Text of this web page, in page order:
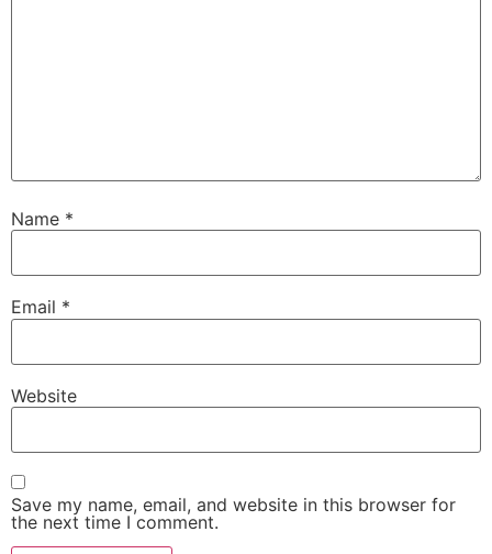
Name *
Email *
Website
Save my name, email, and website in this browser for
the next time I comment.